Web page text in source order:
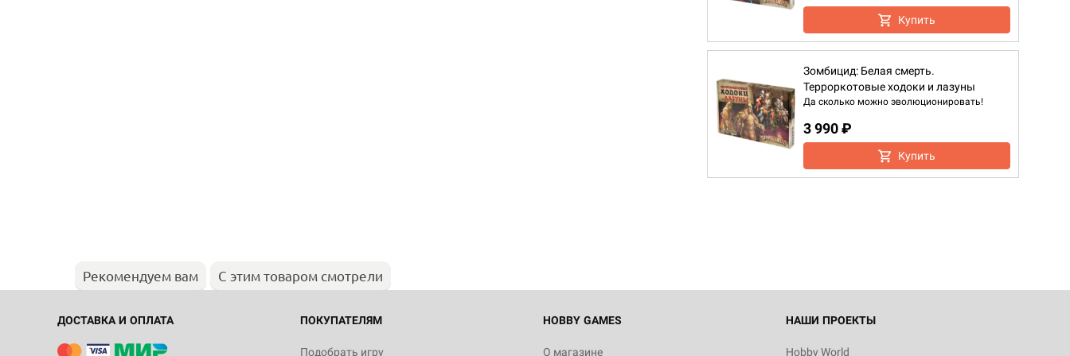
Купить
Зомбицид: Белая смерть.
Терроркотовые ходоки и лазуны
Да сколько можно эволюционировать!
3 990 ₽
Купить
Рекомендуем вам С этим товаром смотрели
ДОСТАВКА И ОПЛАТА ПОКУПАТЕЛЯМ
Подобрать игру
HOBBY GAMES
О магазине
НАШИ ПРОЕКТЫ
Hobby World